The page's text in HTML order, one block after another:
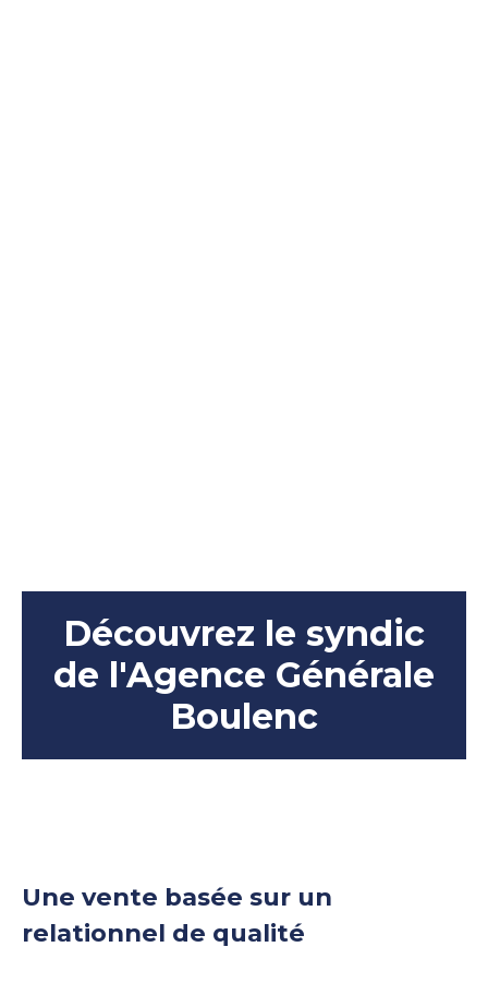
Découvrez le syndic
de l'Agence Générale
Boulenc
Une vente basée sur un
relationnel de qualité